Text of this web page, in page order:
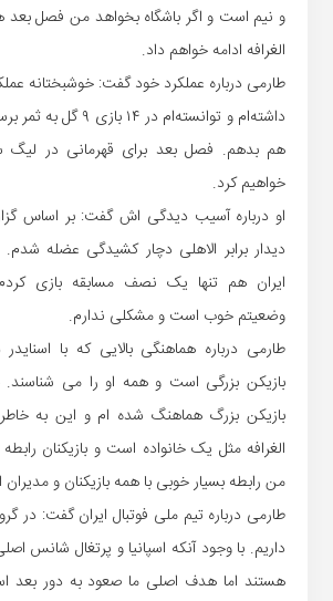
و نیم است و اگر باشگاه بخواهد من فصل بعد
الغرافه ادامه خواهم داد.
طارمی درباره عملکرد خود گفت: خوشبختانه
داشته‌ام و توانسته‌ام در
هم بدهم. فصل بعد برای قهرمانی در لیگ
خواهیم کرد.
او درباره آسیب دیدگی اش گفت: بر اساس
دیدار برابر الاهلی دچار کشیدگی عضله
ایران هم تنها یک نصف مسابقه بازی
وضعیتم خوب است و مشکلی ندارم.
طارمی درباره هماهنگی بالایی که با
بازیکن بزرگی است و همه او را می
بازیکن بزرگ هماهنگ شده ام و این به
الغرافه مثل یک خانواده است و بازیکنان
من رابطه بسیار خوبی با همه بازیکنان و مدیران
طارمی درباره تیم ملی فوتبال ایران گفت: در
داریم. با وجود آنکه اسپانیا و پرتغال شانس
هستند اما هدف اصلی ما صعود به دور بعد